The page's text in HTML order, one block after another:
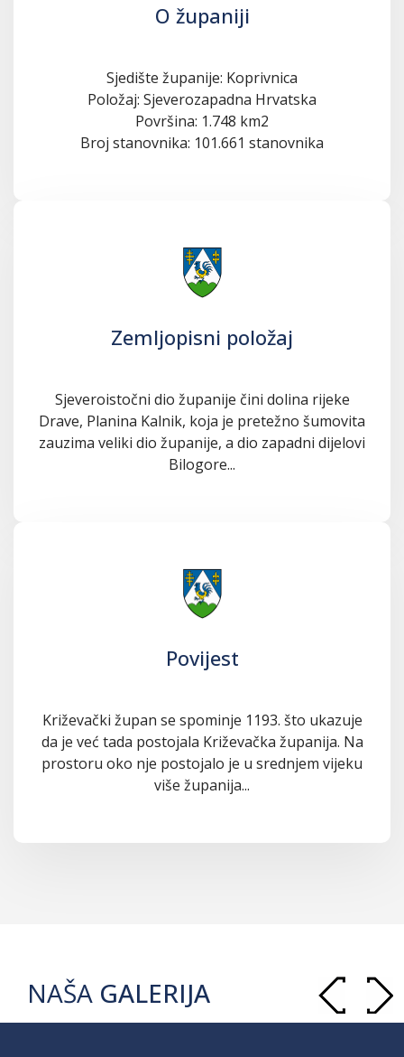
O županiji
Sjedište županije: Koprivnica
Položaj: Sjeverozapadna Hrvatska
Površina: 1.748 km2
Broj stanovnika: 101.661 stanovnika
Zemljopisni položaj
Sjeveroistočni dio županije čini dolina rijeke
Drave, Planina Kalnik, koja je pretežno šumovita
zauzima veliki dio županije, a dio zapadni dijelovi
Bilogore...
Povijest
Križevački župan se spominje 1193. što ukazuje
da je već tada postojala Križevačka županija. Na
prostoru oko nje postojalo je u srednjem vijeku
više županija...
NAŠA GALERIJA